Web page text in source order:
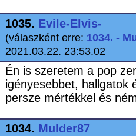
1035. Evile-Elvis-
(válaszként erre: 1034. -
2021.03.22. 23:53.02
Én is szeretem a pop
igényesebbet, hallgatok
persze mértékkel és
1034. Mulder87